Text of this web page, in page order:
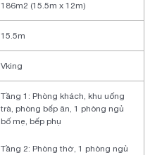
186m2 (15.5m x 12m)
15.5m
Vking
Tầng 1: Phòng khách, khu uống
trà, phòng bếp ăn, 1 phòng ngủ
bố mẹ, bếp phụ
Tầng 2: Phòng thờ, 1 phòng ngủ